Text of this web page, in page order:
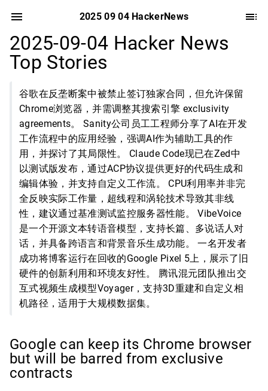
2025 09 04 HackerNews
2025-09-04 Hacker News
Top Stories
谷歌在反垄断案中被禁止签订独家合同，但允许保留
Chrome浏览器，并需调整其搜索引擎 exclusivity
agreements。 Sanity公司员工工程师分享了AI在开发
工作流程中的应用经验，强调AI作为辅助工具的作
用，并探讨了其局限性。 Claude Code现已在Zed中
以测试版发布，通过ACP协议提供更好的代码生成和
编辑体验，并支持自定义工作流。 CPU利用率并非完
全反映实际工作量，超线程和涡轮技术导致其非线
性，建议通过基准测试监控服务器性能。 VibeVoice
是一个开源文本转语音模型，支持长篇、多说话人对
话，并具备跨语言和背景音乐生成功能。 一名开发者
成功将博客运行在回收的Google Pixel 5上，展示了旧
硬件的创新利用和环境友好性。 腾讯混元团队推出交
互式视频生成模型Voyager，支持3D重建和自定义相
机路径，适用于大规模数据集。
Google can keep its Chrome browser
but will be barred from exclusive
contracts